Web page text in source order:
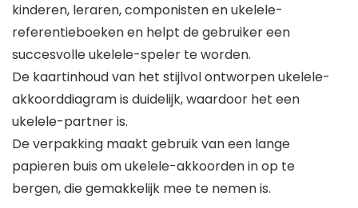
kinderen, leraren, componisten en ukelele-
referentieboeken en helpt de gebruiker een
succesvolle ukelele-speler te worden.
De kaartinhoud van het stijlvol ontworpen ukelele-
akkoorddiagram is duidelijk, waardoor het een
ukelele-partner is.
De verpakking maakt gebruik van een lange
papieren buis om ukelele-akkoorden in op te
bergen, die gemakkelijk mee te nemen is.